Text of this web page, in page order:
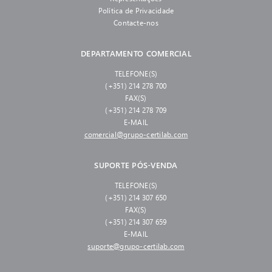
Política de Privacidade
Contacte-nos
DEPARTAMENTO COMERCIAL
TELEFONE(S)
(+351) 214 278 700
FAX(S)
(+351) 214 278 709
E-MAIL
comercial@grupo-certilab.com
SUPORTE PÓS-VENDA
TELEFONE(S)
(+351) 214 307 650
FAX(S)
(+351) 214 307 659
E-MAIL
suporte@grupo-certilab.com